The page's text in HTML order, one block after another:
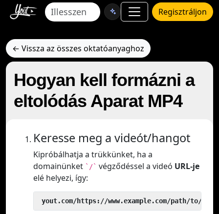
Regisztráljon
← Vissza az összes oktatóanyaghoz
Hogyan kell formázni a
eltolódás Aparat MP4
Keresse meg a videót/hangot
Kipróbálhatja a trükkünket, ha a
domainünket `/` végződéssel a videó URL-je
elé helyezi, így:
yout.com/https://www.example.com/path/to/